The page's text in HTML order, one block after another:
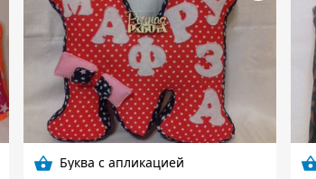
Буква с апликацией